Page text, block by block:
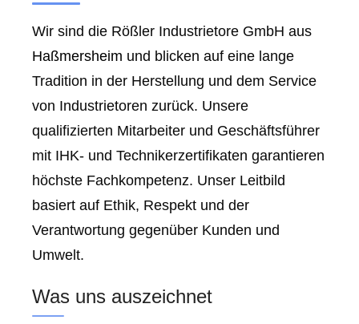
Wir sind die Rößler Industrietore GmbH aus
Haßmersheim und blicken auf eine lange
Tradition in der Herstellung und dem Service
von Industrietoren zurück. Unsere
qualifizierten Mitarbeiter und Geschäftsführer
mit IHK- und Technikerzertifikaten garantieren
höchste Fachkompetenz. Unser Leitbild
basiert auf Ethik, Respekt und der
Verantwortung gegenüber Kunden und
Umwelt.
Was uns auszeichnet